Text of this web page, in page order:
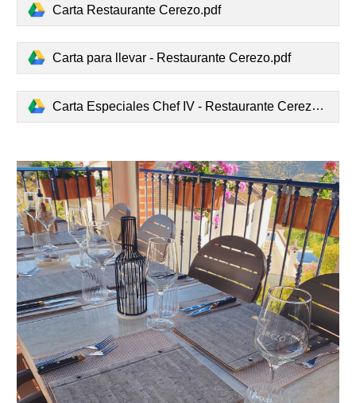
Carta Restaurante Cerezo.pdf
Carta para llevar - Restaurante Cerezo.pdf
Carta Especiales Chef IV - Restaurante Cerezo.pdf